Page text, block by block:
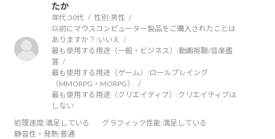
たか
年代:30代 性別:男性
以前にマウスコンピューター製品をご購入されたことは
ありますか？: いいえ
最も使用する用途（一般・ビジネス）:動画視聴/音楽鑑
賞
最も使用する用途（ゲーム）:ロールプレイング
（MMORPG・MORPG）
最も使用する用途（クリエイティブ）:クリエイティブは
しない
処理速度:満足している グラフィック性能:満足している
静音性・発熱:普通